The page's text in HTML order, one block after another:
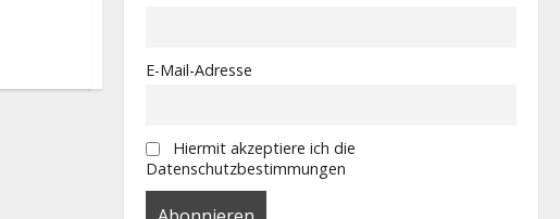
E-Mail-Adresse
Hiermit akzeptiere ich die
Datenschutzbestimmungen